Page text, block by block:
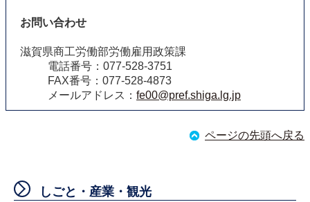
お問い合わせ
滋賀県商工労働部労働雇用政策課
電話番号：077-528-3751
FAX番号：077-528-4873
メールアドレス： fe00@pref.shiga.lg.jp
ページの先頭へ戻る
しごと・産業・観光